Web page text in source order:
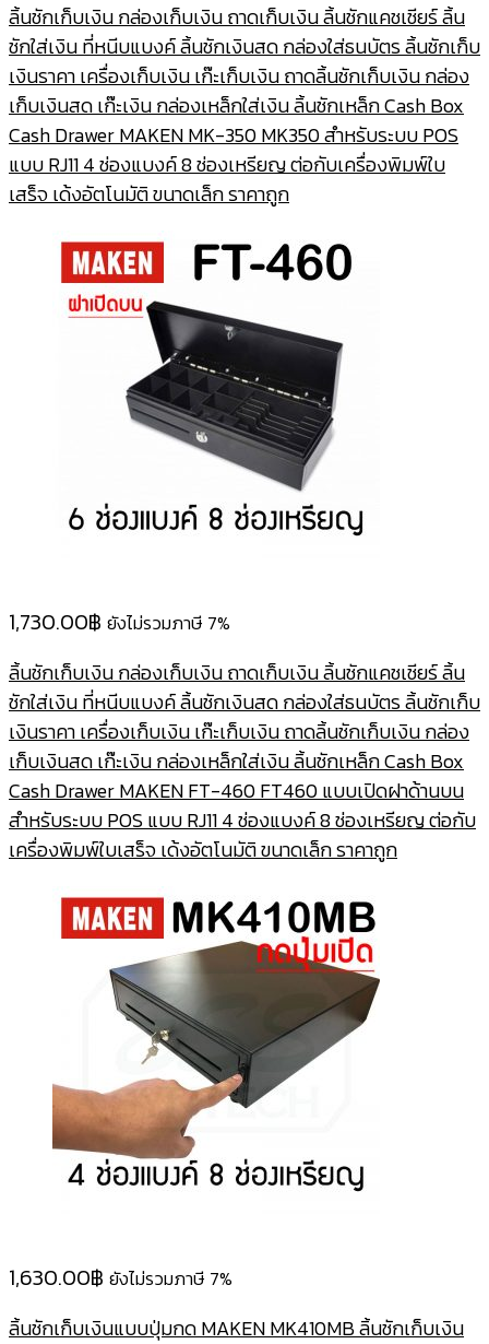
was:
1,350.00฿.
is:
1,250.00฿.
ลิ้นชักเก็บเงิน กล่องเก็บเงิน ถาดเก็บเงิน ลิ้นชักแคชเชียร์ ลิ้น
ชักใส่เงิน ที่หนีบแบงค์ ลิ้นชักเงินสด กล่องใส่ธนบัตร ลิ้นชักเก็บ
เงินราคา เครื่องเก็บเงิน เก๊ะเก็บเงิน ถาดลิ้นชักเก็บเงิน กล่อง
เก็บเงินสด เก๊ะเงิน กล่องเหล็กใส่เงิน ลิ้นชักเหล็ก Cash Box
Cash Drawer MAKEN MK-350 MK350 สำหรับระบบ POS
แบบ RJ11 4 ช่องแบงค์ 8 ช่องเหรียญ ต่อกับเครื่องพิมพ์ใบ
เสร็จ เด้งอัตโนมัติ ขนาดเล็ก ราคาถูก
1,730.00฿ ยังไม่รวมภาษี 7%
ลิ้นชักเก็บเงิน กล่องเก็บเงิน ถาดเก็บเงิน ลิ้นชักแคชเชียร์ ลิ้น
ชักใส่เงิน ที่หนีบแบงค์ ลิ้นชักเงินสด กล่องใส่ธนบัตร ลิ้นชักเก็บ
เงินราคา เครื่องเก็บเงิน เก๊ะเก็บเงิน ถาดลิ้นชักเก็บเงิน กล่อง
เก็บเงินสด เก๊ะเงิน กล่องเหล็กใส่เงิน ลิ้นชักเหล็ก Cash Box
Cash Drawer MAKEN FT-460 FT460 แบบเปิดฝาด้านบน
สำหรับระบบ POS แบบ RJ11 4 ช่องแบงค์ 8 ช่องเหรียญ ต่อกับ
เครื่องพิมพ์ใบเสร็จ เด้งอัตโนมัติ ขนาดเล็ก ราคาถูก
1,630.00฿ ยังไม่รวมภาษี 7%
ลิ้นชักเก็บเงินแบบปุ่มกด MAKEN MK410MB ลิ้นชักเก็บเงิน